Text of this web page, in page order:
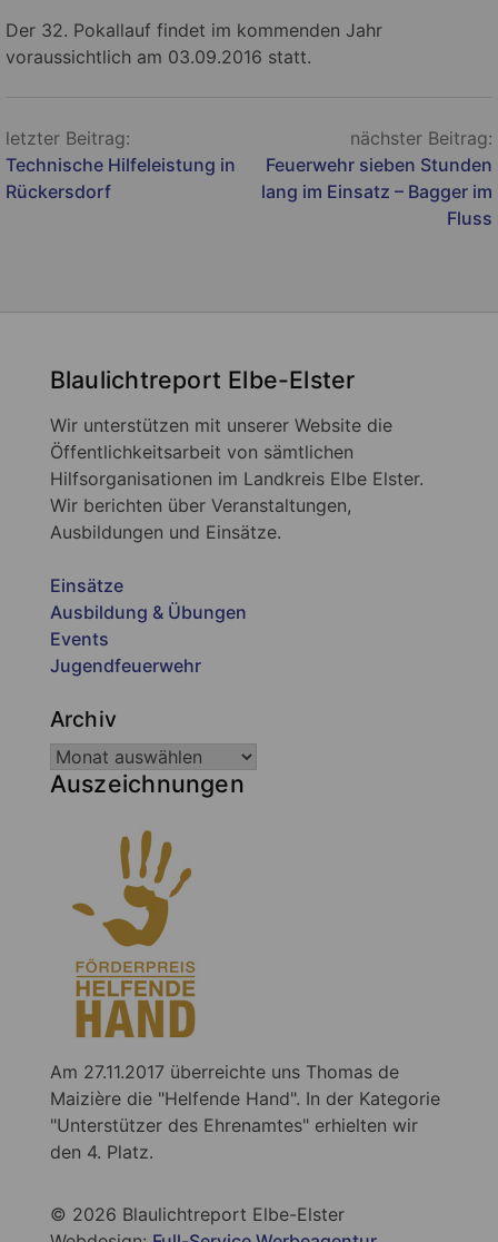
Der 32. Pokallauf findet im kommenden Jahr
voraussichtlich am 03.09.2016 statt.
Beitragsnavigation
letzter Beitrag:
Technische Hilfeleistung in
Rückersdorf
nächster Beitrag:
Feuerwehr sieben Stunden
lang im Einsatz – Bagger im
Fluss
Blaulichtreport Elbe-Elster
Wir unterstützen mit unserer Website die
Öffentlichkeitsarbeit von sämtlichen
Hilfsorganisationen im Landkreis Elbe Elster.
Wir berichten über Veranstaltungen,
Ausbildungen und Einsätze.
Einsätze
Ausbildung & Übungen
Events
Jugendfeuerwehr
Archiv
Auszeichnungen
Am 27.11.2017 überreichte uns Thomas de
Maizière die "Helfende Hand". In der Kategorie
"Unterstützer des Ehrenamtes" erhielten wir
den 4. Platz.
© 2026 Blaulichtreport Elbe-Elster